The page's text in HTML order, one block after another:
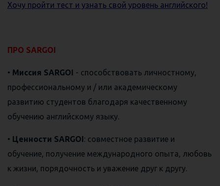
Хочу пройти тест и узнать свой уровень английского!
ПРО SARGOI
• Миссия SARGOI - способствовать личностному,
профессиональному и / или академическому
развитию студентов благодаря качественному
обучению английскому языку.
• Ценности SARGOI: совместное развитие и
обучение, получение международного опыта, любовь
к жизни, порядочность и уважение друг к другу.